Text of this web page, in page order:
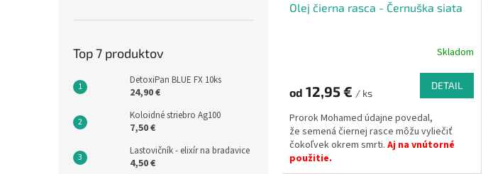
Top 7 produktov
DetoxiPan BLUE FX 10ks
24,90 €
Koloidné striebro Ag100
7,50 €
Lastovičník - elixír na bradavice
4,50 €
Olej čierna rasca - Černuška siata
Skladom
od 12,95 € / ks
DETAIL
Prorok Mohamed údajne povedal,
že semená čiernej rasce môžu vyliečiť
čokoľvek okrem smrti. Aj na vnútorné
použitie.